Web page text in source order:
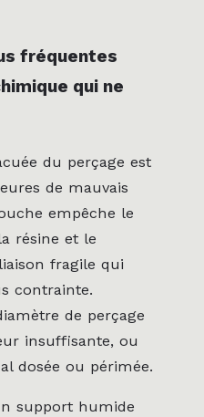
fréquentes
qui ne
du perçage est
de mauvais
empêche le
résine et le
fragile qui
contrainte.
de perçage
insuffisante, ou
dosée ou périmée.
support humide